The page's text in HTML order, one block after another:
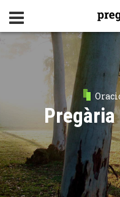
contingut
Cercador
Pregària